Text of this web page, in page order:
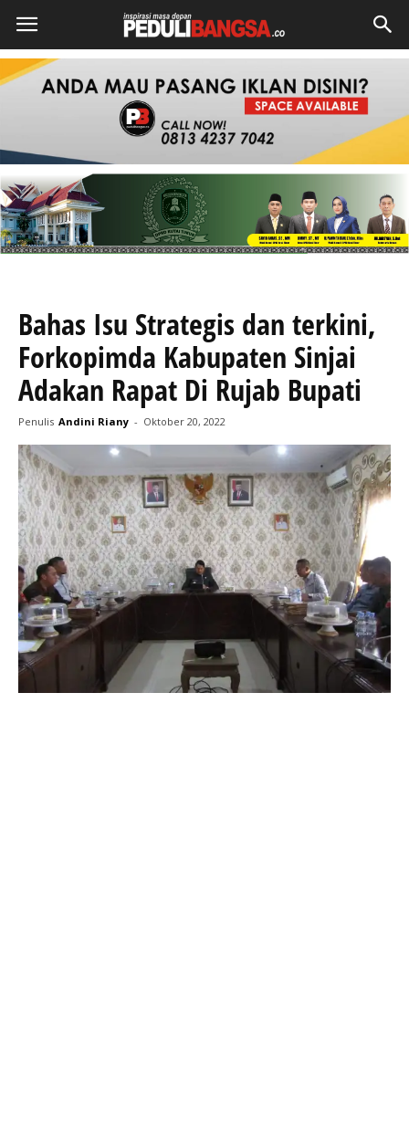
Bahas Isu Strategis dan terkini,
Forkopimda Kabupaten Sinjai
Adakan Rapat Di Rujab Bupati
Penulis Andini Riany - Oktober 20, 2022